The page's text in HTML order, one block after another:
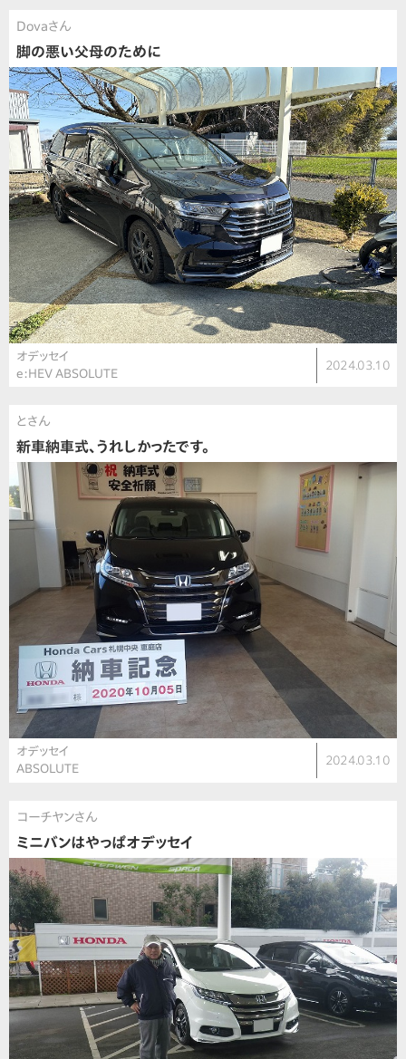
Dovaさん
脚の悪い父母のために
オデッセイ
e:HEV ABSOLUTE
2024.03.10
とさん
新車納車式、うれしかったです。
オデッセイ
ABSOLUTE
2024.03.10
コーチヤンさん
ミニバンはやっぱオデッセイ